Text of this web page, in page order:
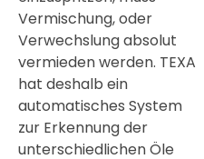
Vermischung, oder
Verwechslung absolut
vermieden werden. TEXA
hat deshalb ein
automatisches System
zur Erkennung der
unterschiedlichen Öle